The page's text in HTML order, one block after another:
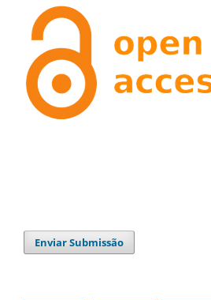
Enviar Submissão